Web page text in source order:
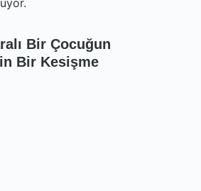
Bir Çocuğun
Bir Kesişme